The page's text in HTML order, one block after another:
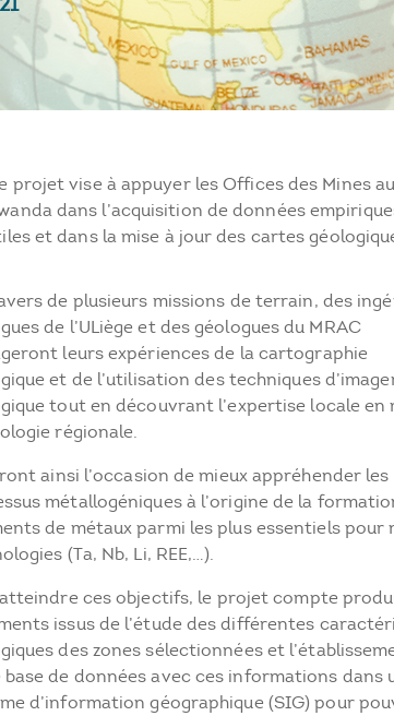
projet vise à appuyer les Offices des Mines au
dans l’acquisition de données
et dans la mise à jour des cartes
de plusieurs missions de terrain, des
de l’ULiège et des géologues du MRAC
leurs expériences de la cartographie
et de l’utilisation des techniques
tout en découvrant l’expertise locale en
régionale.
ainsi l’occasion de mieux appréhender les
métallogéniques à l’origine de la
de métaux parmi les plus essentiels pour
(Ta, Nb, Li, REE,…).
ces objectifs, le projet compte
issus de l’étude des différentes
des zones sélectionnées et
base de données avec ces informations dans
d’information géographique (SIG) pour